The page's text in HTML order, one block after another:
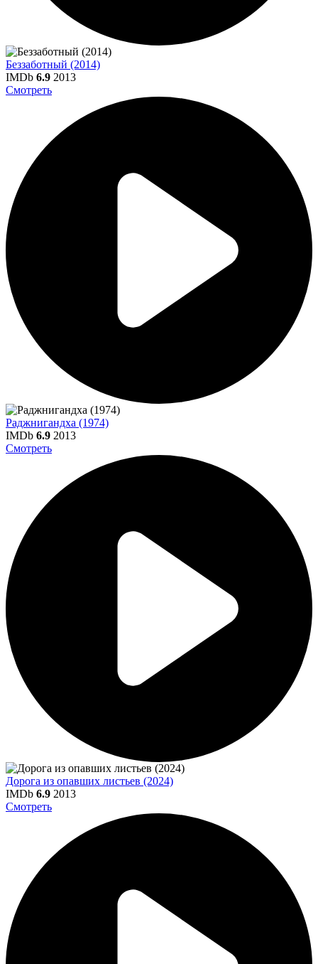
Беззаботный (2014)
IMDb 6.9 2013
Смотреть
Раджнигандха (1974)
IMDb 6.9 2013
Смотреть
Дорога из опавших листьев (2024)
IMDb 6.9 2013
Смотреть